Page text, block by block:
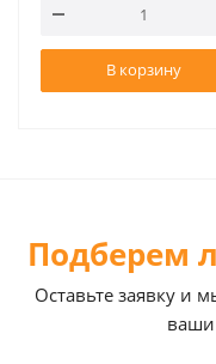
В корзину
Подберем
Оставьте заявку и